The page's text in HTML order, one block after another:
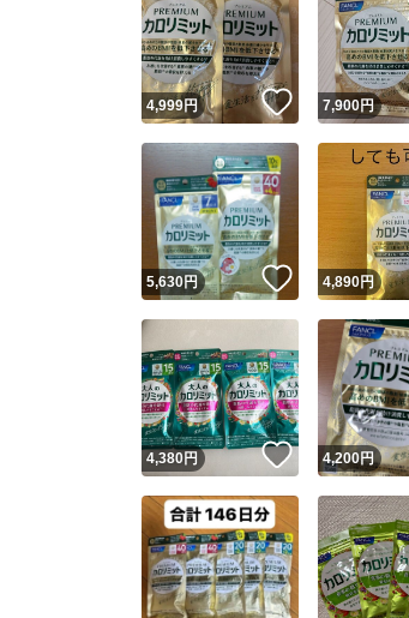
4,999円 いいね！
7,900円
5,630円 いいね！
4,890円
4,380円 いいね！
4,200円